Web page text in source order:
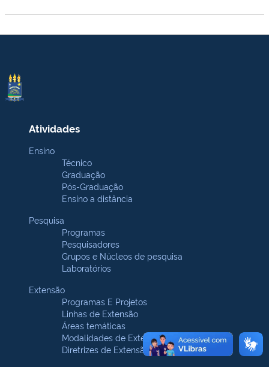
Atividades
Ensino
Técnico
Graduação
Pós-Graduação
Ensino a distância
Pesquisa
Programas
Pesquisadores
Grupos e Núcleos de pesquisa
Laboratórios
Extensão
Programas E Projetos
Linhas de Extensão
Áreas temáticas
Modalidades de Extensão
Diretrizes de Extensão